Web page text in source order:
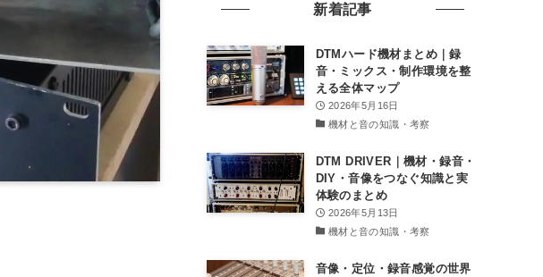
新着記事
DTMハード機材まとめ｜録
音・ミックス・制作環境を整
える全体マップ
2026年5月16日
機材と音の知識・考察
DTM DRIVER｜機材・録音・
DIY・音像をつなぐ知識と実
体験のまとめ
2026年5月13日
機材と音の知識・考察
音像・定位・録音感覚の世界